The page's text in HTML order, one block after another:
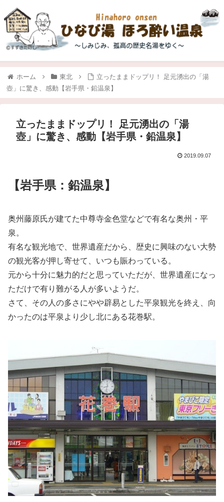
ホーム 東北
立ったままドップリ！ 足元湧出の「湯
壺」に驚き、感動【岩手県・鉛温泉】
立ったままドップリ！ 足元湧出の「湯
壺」に驚き、感動【岩手県・鉛温泉】
2019.09.07
【岩手県：鉛温泉】
奥州藤原氏が建てた中尊寺金色堂などで有名な奥州・平
泉。
有名な観光地で、世界遺産だから、歴史に興味のない大勢
の観光客が押し寄せて、いつも賑わっている。
元から十分に魅力的だと思っていただが、世界遺産になっ
ただけで有り難がる人が多いようだ。
さて、その人の多さにやや辟易とした平泉観光を終え、向
かったのは平泉より少し北にある花巻駅。